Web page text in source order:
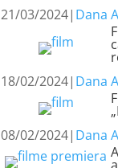
21/03/2024| Dana
18/02/2024| Dana
08/02/2024| Dana